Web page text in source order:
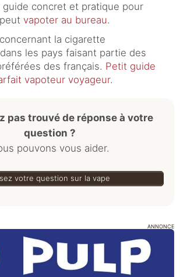
guide concret et pratique pour
vapoter au bureau.
la cigarette
les pays faisant partie des
des français. Petit guide
vapoteur voyageur.
pas trouvé de réponse à votre
question ?
pouvons vous aider.
votre question sur la vape
ANNONCE